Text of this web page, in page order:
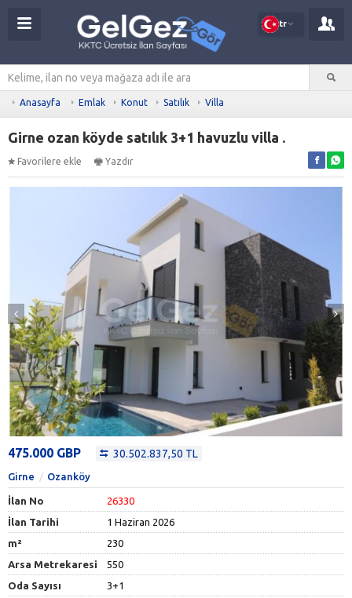
tr
Anasayfa Emlak Konut Satılık Villa
Girne ozan köyde satılık 3+1 havuzlu villa .
Favorilere ekle Yazdır
475.000 GBP 30.502.837,50 TL
Girne Ozanköy
İlan No
26330
İlan Tarihi
1 Haziran 2026
m²
230
Arsa Metrekaresi
550
Oda Sayısı
3+1